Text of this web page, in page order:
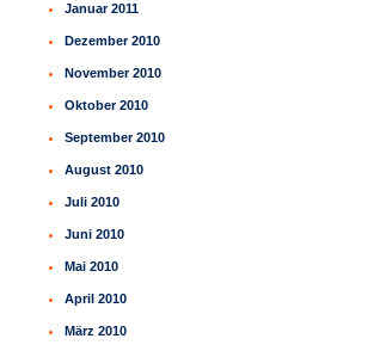
Januar 2011
Dezember 2010
November 2010
Oktober 2010
September 2010
August 2010
Juli 2010
Juni 2010
Mai 2010
April 2010
März 2010